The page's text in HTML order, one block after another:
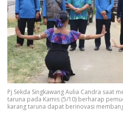
Pj Sekda Singkawang Aulia Candra saat
taruna pada Kamis (5/10) berharap
karang taruna dapat berinovasi